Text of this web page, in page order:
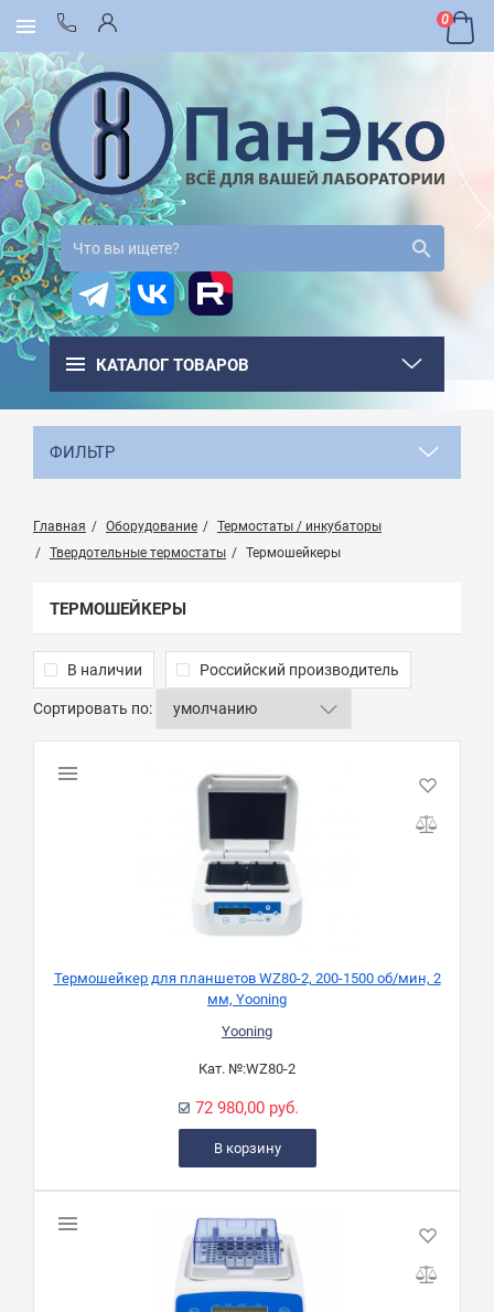
0
КАТАЛОГ ТОВАРОВ
ФИЛЬТР
Главная Оборудование
Термостаты / инкубаторы
Твердотельные термостаты
Термошейкеры
ТЕРМОШЕЙКЕРЫ
В наличии Российский производитель
Сортировать по:
Термошейкер для планшетов WZ80-2, 200-1500 об/мин, 2
мм, Yooning
Yooning
Кат. №:WZ80-2
72 980,00 руб.
В корзину